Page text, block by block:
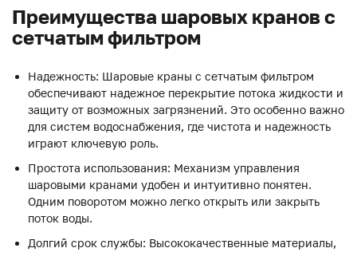
Преимущества шаровых кранов с
сетчатым фильтром
Надежность: Шаровые краны с сетчатым фильтром
обеспечивают надежное перекрытие потока жидкости и
защиту от возможных загрязнений. Это особенно важно
для систем водоснабжения, где чистота и надежность
играют ключевую роль.
Простота использования: Механизм управления
шаровыми кранами удобен и интуитивно понятен.
Одним поворотом можно легко открыть или закрыть
поток воды.
Долгий срок службы: Высококачественные материалы,